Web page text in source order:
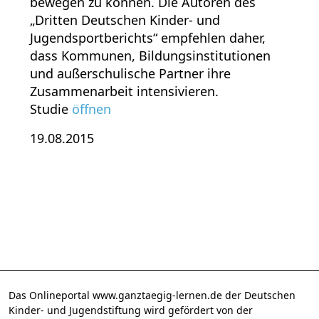
„Dritten Deutschen Kinder- und
Jugendsportberichts“ empfehlen daher,
dass Kommunen, Bildungsinstitutionen
und außerschulische Partner ihre
Zusammenarbeit intensivieren.
Studie öffnen
19.08.2015
Das Onlineportal www.ganztaegig-lernen.de der Deutschen
Kinder- und Jugendstiftung wird gefördert von der